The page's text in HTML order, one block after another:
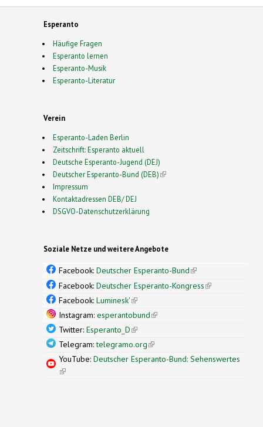
Esperanto
Häufige Fragen
Esperanto lernen
Esperanto-Musik
Esperanto-Literatur
Verein
Esperanto-Laden Berlin
Zeitschrift: Esperanto aktuell
Deutsche Esperanto-Jugend (DEJ)
Deutscher Esperanto-Bund (DEB)(link is external)
Impressum
Kontaktadressen DEB/ DEJ
DSGVO-Datenschutzerklärung
Soziale Netze und weitere Angebote
Facebook: Deutscher Esperanto-Bund(link is
external)
Facebook: Deutscher Esperanto-Kongress(link is
Facebook: Luminesk'(link is external)
Instagram: esperantobund(link is external)
Twitter: Esperanto_D(link is external)
Telegram:telegramo.org(link is external)
YouTube: Deutscher Esperanto-Bund: Sehenswertes
(link is external)